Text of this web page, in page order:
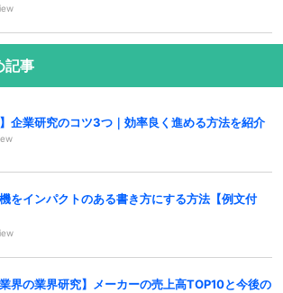
記事
】企業研究のコツ3つ｜効率良く進める方法を紹介
をインパクトのある書き方にする方法【例文付
業界の業界研究】メーカーの売上高TOP10と今後の